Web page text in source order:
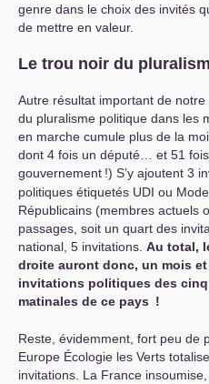
genre dans le choix des invités
de mettre en valeur.
Le trou noir du
Autre résultat important de
du pluralisme politique dans les
en marche cumule plus de la
dont 4 fois un député… et 51
gouvernement !) S’y ajoutent 3
politiques étiquetés UDI ou
Républicains (membres actuels
passages, soit un quart des
national, 5 invitations. Au total,
droite auront donc, un mois
invitations politiques des
matinales de ce pays !
Reste, évidemment, fort peu de
Europe Écologie les Verts
invitations. La France